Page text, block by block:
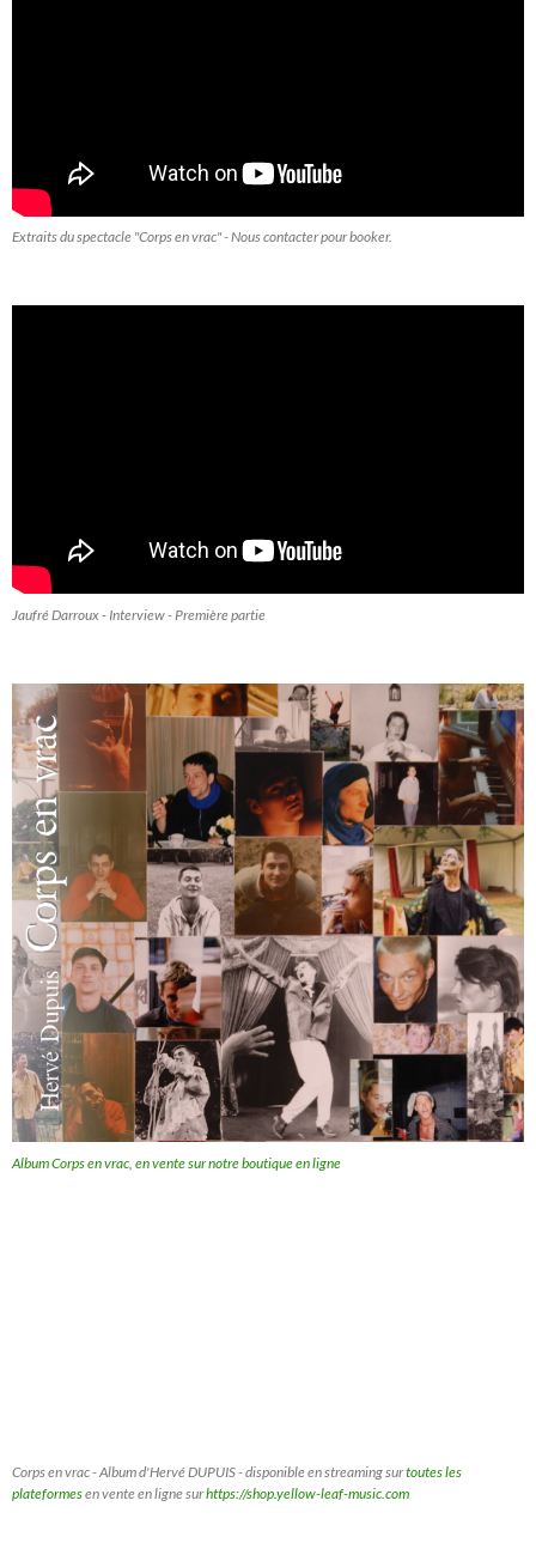
Extraits du spectacle "Corps en vrac" - Nous contacter pour booker.
Jaufré Darroux - Interview - Première partie
Album Corps en vrac, en vente sur notre boutique en ligne
Corps en vrac - Album d'Hervé DUPUIS - disponible en streaming surtoutes les
plateformesen vente en ligne surhttps://shop.yellow-leaf-music.com